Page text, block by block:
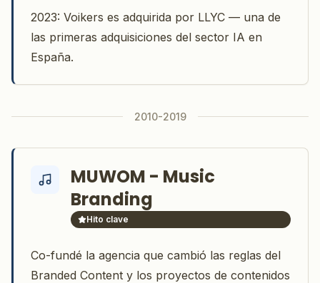
2023: Voikers es adquirida por LLYC — una de
las primeras adquisiciones del sector IA en
España.
2010-2019
MUWOM - Music
Branding
Hito clave
Co-fundé la agencia que cambió las reglas del
Branded Content y los proyectos de contenidos